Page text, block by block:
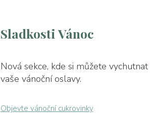
Sladkosti Vánoc
Nová sekce, kde si můžete vychutnat
vaše vánoční oslavy.
Objevte vánoční cukrovinky